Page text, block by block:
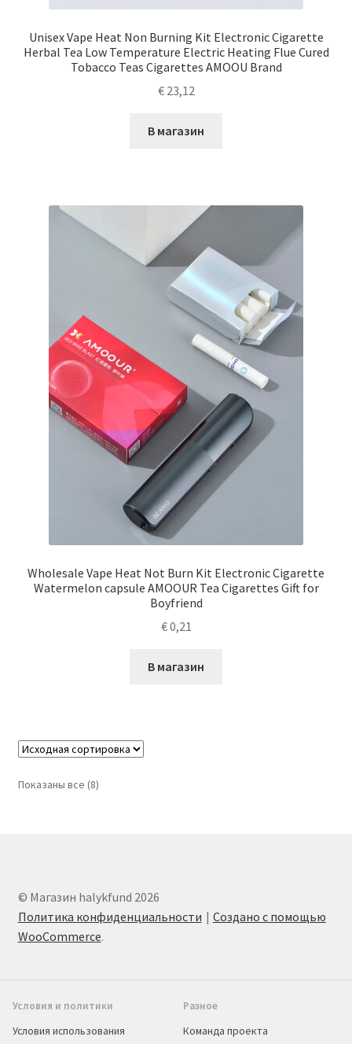
Unisex Vape Heat Non Burning Kit Electronic Cigarette
Herbal Tea Low Temperature Electric Heating Flue Cured
Tobacco Teas Cigarettes AMOOU Brand
€23,12
В магазин
Wholesale Vape Heat Not Burn Kit Electronic Cigarette
Watermelon capsule AMOOUR Tea Cigarettes Gift for
Boyfriend
€0,21
В магазин
Показаны все (8)
© Магазин halykfund 2026
Политика конфиденциальности
Создано с помощью
WooCommerce.
Условия и политики
Условия использования
Разное
Команда проекта